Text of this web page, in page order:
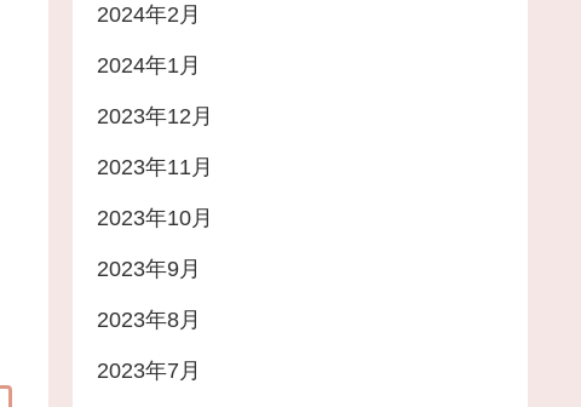
2024年2月
2024年1月
2023年12月
2023年11月
2023年10月
2023年9月
2023年8月
2023年7月